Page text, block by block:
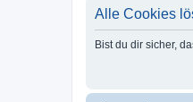
Alle Cookies
Bist du dir sicher,